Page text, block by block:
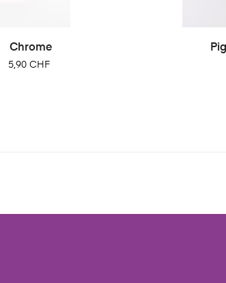
Chrome
Prix
5,90 CHF